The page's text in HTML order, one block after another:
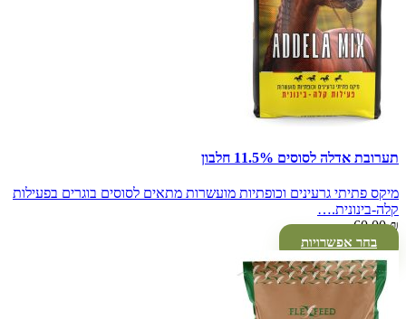
תערובת אדלה לסוסים 11.5% חלבון
מיקס פתיתי גרעינים וכופתיות מועשרות מתאים לסוסים בוגרים בפעילות
קלה-בינונית.…
60.00₪
בחר אפשרויות